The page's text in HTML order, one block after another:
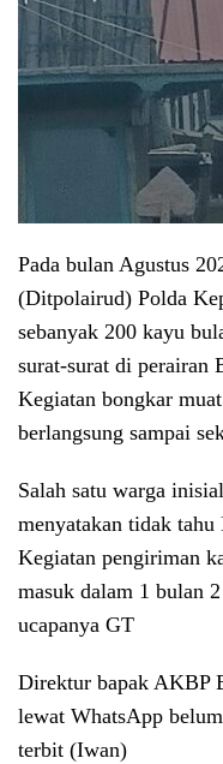
Pada bulan Agustus
(Ditpolairud) Polda
sebanyak 200 kayu
surat-surat di perairan
Kegiatan bongkar
berlangsung sampai
Salah satu warga
menyatakan tidak
Kegiatan pengiriman
masuk dalam 1 bulan
ucapanya GT
Direktur bapak AKBP
lewat WhatsApp
terbit (Iwan)